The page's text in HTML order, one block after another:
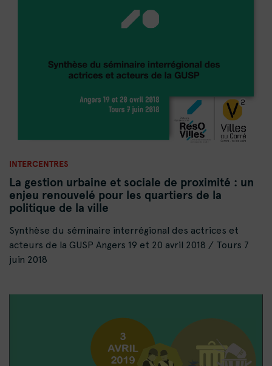
INTERCENTRES
La gestion urbaine et sociale de proximité : un
enjeu renouvelé pour les quartiers de la
politique de la ville
Synthèse du séminaire interrégional des actrices et
acteurs de la GUSP Angers 19 et 20 avril 2018 / Tours 7
juin 2018